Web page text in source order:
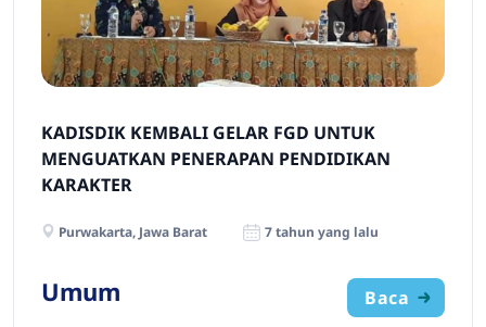
KADISDIK KEMBALI GELAR FGD UNTUK
MENGUATKAN PENERAPAN PENDIDIKAN
KARAKTER
Purwakarta, Jawa Barat 7 tahun yang lalu
Umum Baca